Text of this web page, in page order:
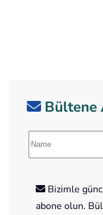
Bültene
Bizimle
abone olun.